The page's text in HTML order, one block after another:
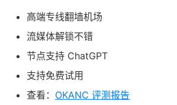
高端专线翻墙机场
流媒体解锁不错
节点支持 ChatGPT
支持免费试用
查看： OKANC 评测报告